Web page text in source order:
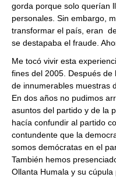
gorda porque solo querían
personales. Sin embargo,
transformar el país, eran
se destapaba el fraude.
Me tocó vivir esta
fines del 2005. Después
de innumerables muestras
En dos años no pudimos
asuntos del partido y de la
hacía confundir al partido
contundente que la
somos demócratas en el
También hemos
Ollanta Humala y su